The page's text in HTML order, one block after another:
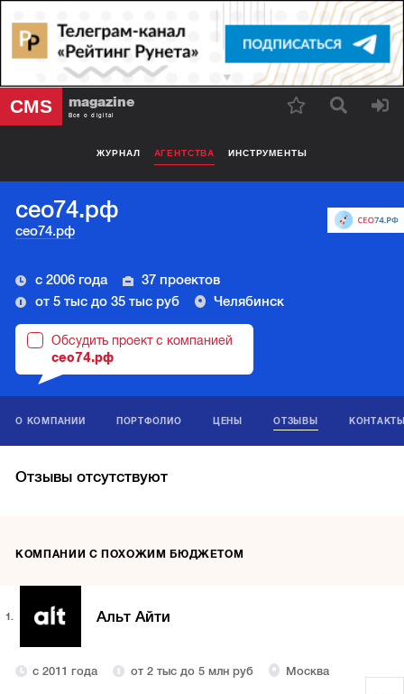
CMS magazine
Все о digital
ЖУРНАЛ АГЕНТСТВА ИНСТРУМЕНТЫ
сео74.рф
сео74.рф
с 2006 года
37 проектов
от 5 тыс до 35 тыс руб
Челябинск
Обсудить проект с компанией
сео74.рф
О КОМПАНИИ ПОРТФОЛИО ЦЕНЫ ОТЗЫВЫ
Отзывы отсутствуют
КОМПАНИИ С ПОХОЖИМ БЮДЖЕТОМ
1. Альт Айти
с 2011 года от 2 тыс до 5 млн руб Москва